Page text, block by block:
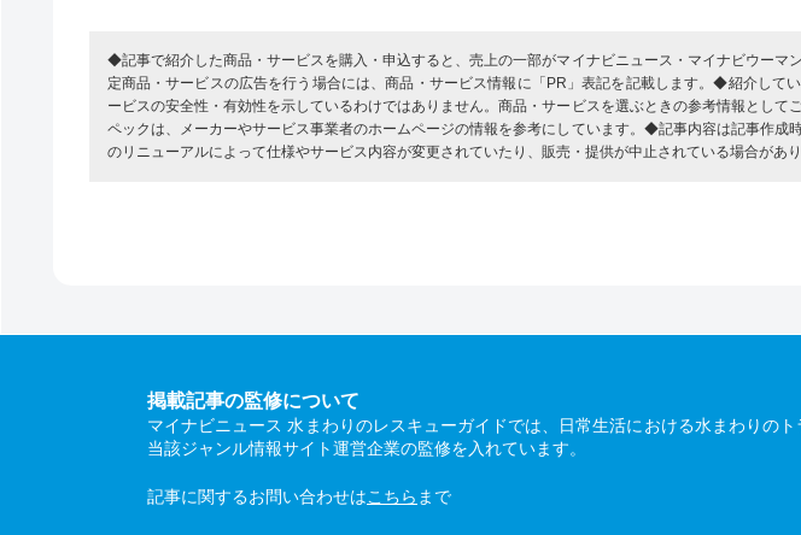
◆記事で紹介した商品・サービスを購入・申込すると、売上の一部がマイナビニュース・マイナビウーマ
定商品・サービスの広告を行う場合には、商品・サービス情報に「PR」表記を記載します。◆紹介して
ービスの安全性・有効性を示しているわけではありません。商品・サービスを選ぶときの参考情報として
ペックは、メーカーやサービス事業者のホームページの情報を参考にしています。◆記事内容は記事作成
のリニューアルによって仕様やサービス内容が変更されていたり、販売・提供が中止されている場合があり
掲載記事の監修について
マイナビニュース 水まわりのレスキューガイドでは、日常生活における水まわりの
当該ジャンル情報サイト運営企業の監修を入れています。
記事に関するお問い合わせはこちら まで